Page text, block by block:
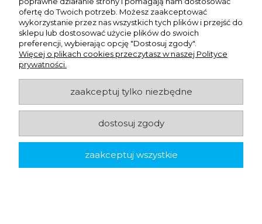
ofertę do Twoich potrzeb. Możesz zaakceptować
wykorzystanie przez nas wszystkich tych plików i przejść do
sklepu lub dostosować użycie plików do swoich
preferencji, wybierając opcję "Dostosuj zgody".
Więcej o plikach cookies przeczytasz w naszej Polityce
prywatności.
zaakceptuj tylko niezbędne
dostosuj zgody
zaakceptuj wszystkie